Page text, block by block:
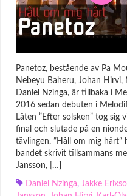
Panetoz, bestående av Pa
Nebeyu Baheru, Johan Hirvi,
Daniel Nzinga, är tillbaka i
2016 sedan debuten i
Låten ”Efter solsken” tog sig
final och slutade på en
tävlingen. ”Håll om mig hårt”
bandet skrivit tillsammans
Jansson, […]
Daniel Nzinga, Jakke